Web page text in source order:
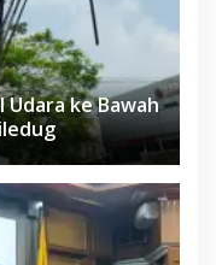
Udara ke Bawah